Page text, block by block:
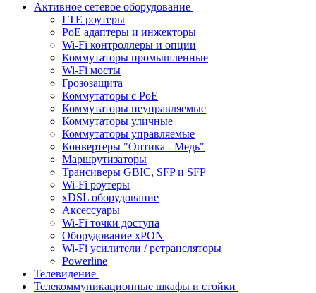
Активное сетевое оборудование
LTE роутеры
PoE адаптеры и инжекторы
Wi-Fi контроллеры и опции
Коммутаторы промышленные
Wi-Fi мосты
Грозозащита
Коммутаторы c PoE
Коммутаторы неуправляемые
Коммутаторы уличные
Коммутаторы управляемые
Конвертеры "Оптика - Медь"
Маршрутизаторы
Трансиверы GBIC, SFP и SFP+
Wi-Fi роутеры
xDSL оборудование
Аксессуары
Wi-Fi точки доступа
Оборудование хPON
Wi-Fi усилители / ретрансляторы
Powerline
Телевидение
Телекоммуникационные шкафы и стойки